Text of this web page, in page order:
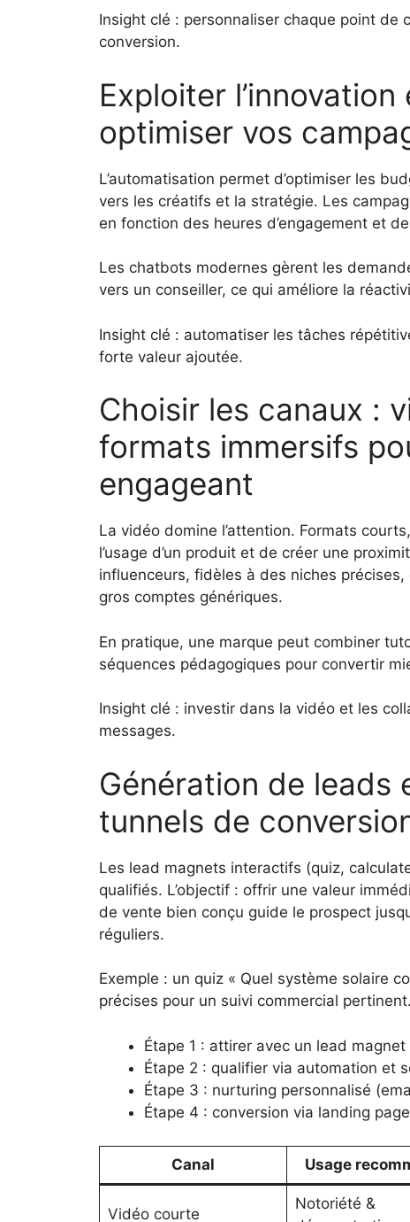
Insight clé : personnaliser chaque point de
conversion.
Exploiter
optimiser vos
L’automatisation permet d’optimiser les
vers les créatifs et la stratégie. Les
en fonction des heures d’engagement et
Les chatbots modernes gèrent les
vers un conseiller, ce qui améliore la
Insight clé : automatiser les tâches
forte valeur ajoutée.
Choisir les canaux :
formats immersifs
engageant
La vidéo domine l’attention. Formats
l’usage d’un produit et de créer une
influenceurs, fidèles à des niches
gros comptes génériques.
En pratique, une marque peut combiner
séquences pédagogiques pour convertir
Insight clé : investir dans la vidéo et les
messages.
Génération de leads
tunnels de
Les lead magnets interactifs (quiz,
qualifiés. L’objectif : offrir une valeur
de vente bien conçu guide le prospect
réguliers.
Exemple : un quiz « Quel système solaire
précises pour un suivi commercial pertinent.
Étape 1 : attirer avec un lead magnet
Étape 2 : qualifier via automation et
Étape 3 : nurturing personnalisé
Étape 4 : conversion via landing
Canal Usage
Vidéo courte
Notoriété &